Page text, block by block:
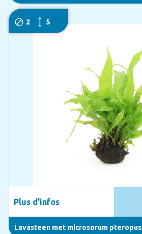
2 5
Lavasteen met microsorum pteropus
Plus d'infos